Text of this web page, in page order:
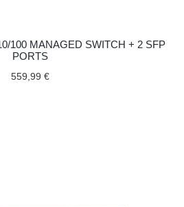
100 MANAGED SWITCH + 2 SFP
PORTS
559,99 €